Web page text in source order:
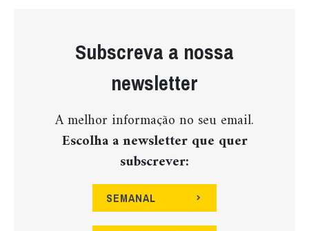
Subscreva a nossa
newsletter
A melhor informação no seu email.
Escolha a newsletter que quer
subscrever:
SEMANAL